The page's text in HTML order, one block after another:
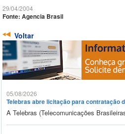
29/04/2004
Fonte: Agencia Brasil
Voltar
05/08/2026
Telebras abre licitação para contratação
A Telebras (Telecomunicações